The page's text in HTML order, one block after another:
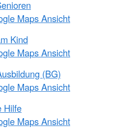
Maps Ansicht
Kind
Maps Ansicht
(BG)
Maps Ansicht
Hilfe
Maps Ansicht